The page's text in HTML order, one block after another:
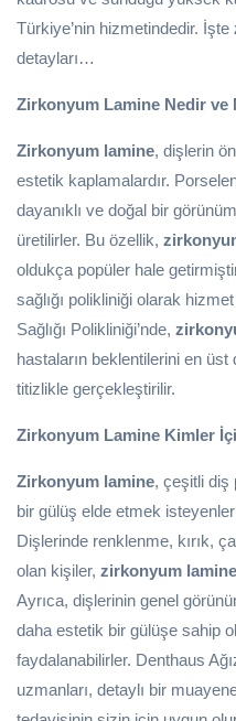
Türkiye’nin hizmetindedir. İşte
detayları…
Zirkonyum Lamine Nedir ve
Zirkonyum lamine, dişlerin
estetik kaplamalardır.
dayanıklı ve doğal bir
üretilirler. Bu özellik,
oldukça popüler hale
sağlığı polikliniği olarak
Sağlığı Polikliniği’nde,
hastaların beklentilerini en
titizlikle gerçekleştirilir.
Zirkonyum Lamine Kimler
Zirkonyum lamine, çeşitli diş
bir gülüş elde etmek
Dişlerinde renklenme, kırık,
olan kişiler, zirkonyum lamine
Ayrıca, dişlerinin genel
daha estetik bir gülüşe sahip
faydalanabilirler. Denthaus
uzmanları, detaylı bir